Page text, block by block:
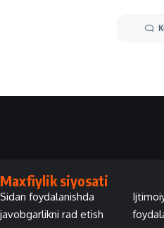
Maxfiylik siyosati
Sidan foydalanishda
javobgarlikni rad etish